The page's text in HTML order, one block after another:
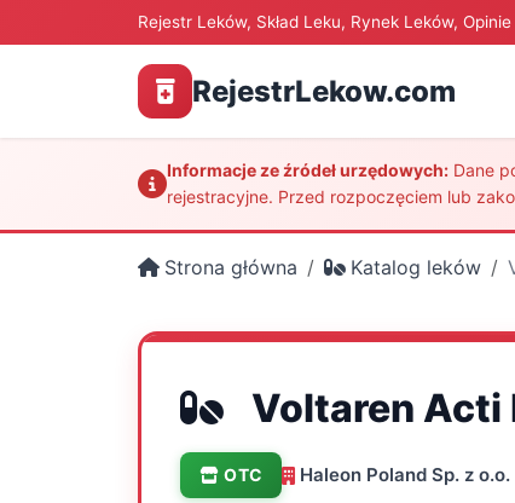
Rejestr Leków, Skład Leku, Rynek Leków,
RejestrLekow.com
Informacje ze źródeł urzędowych: Dane
rejestracyjne. Przed rozpoczęciem lub
Strona główna Katalog leków
Voltaren Acti
OTC Haleon Poland Sp. z o.o.